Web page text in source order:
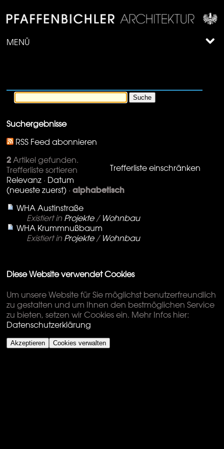
MENÜ
Suchergebnisse
RSS Feed abonnieren
2 Artikel gefunden.
Trefferliste einschränken
Trefferliste sortieren
Relevanz · Datum
(neueste zuerst) · alphabetisch
WHA Austinstraße
Existiert in Projekte / Wohnbau
WHA Krummnußbaum
Existiert in Projekte / Wohnbau
Diese Website verwendet Cookies
Um unsere Website für Sie möglichst benutzerfreundlich
zu gestalten und um Ihnen den bestmöglichen Service
zu bieten, setzen wir Cookies ein. Mehr Infos hier:
Datenschutzerklärung
Akzeptieren Cookies verwalten